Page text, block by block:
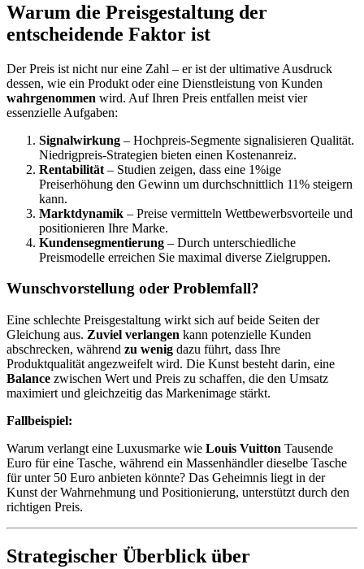
Warum die Preisgestaltung der
entscheidende Faktor ist
Der Preis ist nicht nur eine Zahl – er ist der ultimative Ausdruck
dessen, wie ein Produkt oder eine Dienstleistung von Kunden
wahrgenommen wird. Auf Ihren Preis entfallen meist vier
essenzielle Aufgaben:
Signalwirkung – Hochpreis-Segmente signalisieren Qualität.
Niedrigpreis-Strategien bieten einen Kostenanreiz.
Rentabilität – Studien zeigen, dass eine 1%ige
Preiserhöhung den Gewinn um durchschnittlich 11% steigern
kann.
Marktdynamik – Preise vermitteln Wettbewerbsvorteile und
positionieren Ihre Marke.
Kundensegmentierung – Durch unterschiedliche
Preismodelle erreichen Sie maximal diverse Zielgruppen.
Wunschvorstellung oder Problemfall?
Eine schlechte Preisgestaltung wirkt sich auf beide Seiten der
Gleichung aus. Zuviel verlangen kann potenzielle Kunden
abschrecken, während zu wenig dazu führt, dass Ihre
Produktqualität angezweifelt wird. Die Kunst besteht darin, eine
Balance zwischen Wert und Preis zu schaffen, die den Umsatz
maximiert und gleichzeitig das Markenimage stärkt.
Fallbeispiel:
Warum verlangt eine Luxusmarke wie Louis Vuitton Tausende
Euro für eine Tasche, während ein Massenhändler dieselbe Tasche
für unter 50 Euro anbieten könnte? Das Geheimnis liegt in der
Kunst der Wahrnehmung und Positionierung, unterstützt durch den
richtigen Preis.
Strategischer Überblick über